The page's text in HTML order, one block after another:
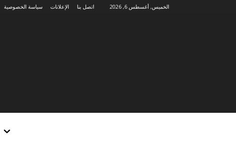
الخميس, أغسطس 6, 2026 سياسة الخصوصية الإعلانات اتصل بنا